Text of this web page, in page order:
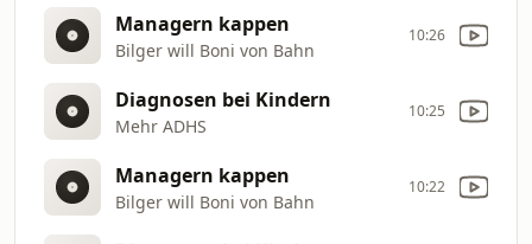
Managern kappen
Bilger will Boni von Bahn
10:26
Diagnosen bei Kindern
Mehr ADHS
10:25
Managern kappen
Bilger will Boni von Bahn
10:22